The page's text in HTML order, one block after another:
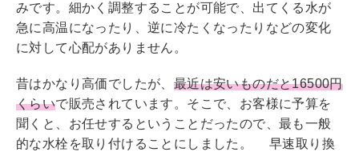
みです。細かく調整することが可能で、出てくる水が
急に高温になったり、逆に冷たくなったりなどの変化
に対して心配がありません。
昔はかなり高価でしたが、 最近は安いものだと16500円
くらいで販売されています。そこで、お客様に予算を
聞くと、お任せするということだったので、最も一般
的な水栓を取り付けることにしました。 早速取り換